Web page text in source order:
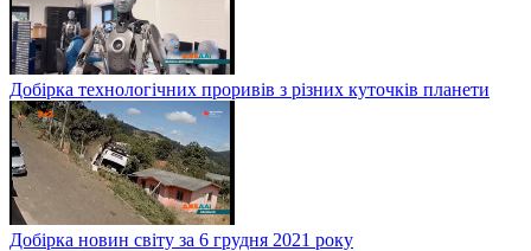
Добірка технологічних проривів з різних куточків планети
Добірка новин світу за 6 грудня 2021 року